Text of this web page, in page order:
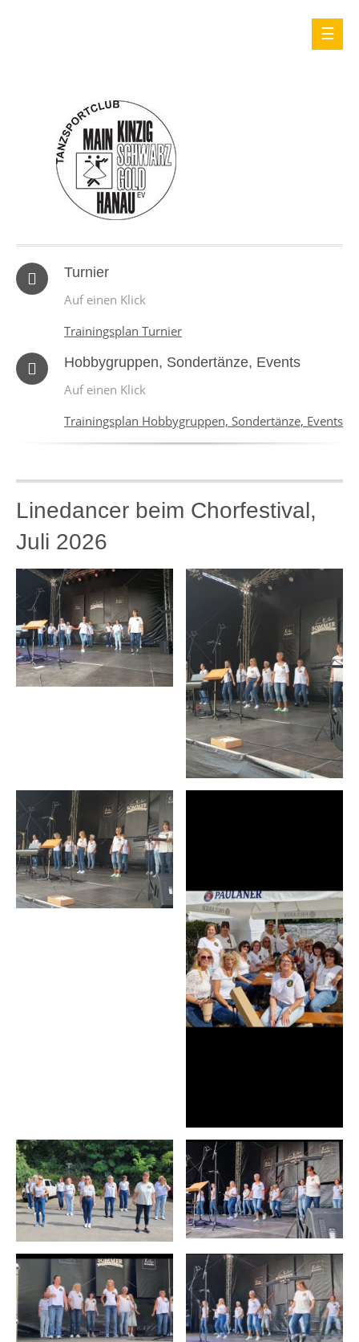
Turnier
Auf einen Klick
Trainingsplan Turnier
Hobbygruppen, Sondertänze, Events
Auf einen Klick
Trainingsplan Hobbygruppen, Sondertänze, Events
Linedancer beim Chorfestival,
Juli 2026